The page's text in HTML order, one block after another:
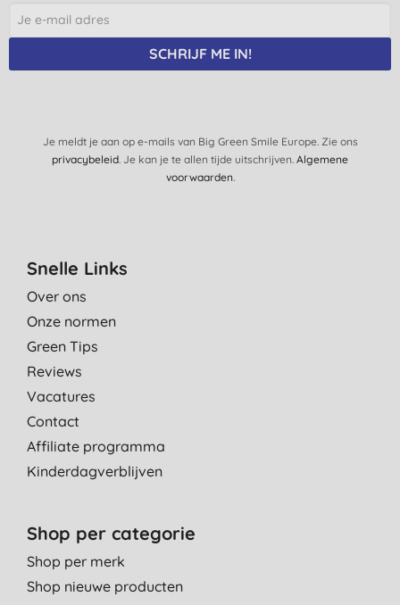
SCHRIJF ME IN!
Je meldt je aan op e-mails van Big Green Smile Europe. Zie ons
privacybeleid. Je kan je te allen tijde uitschrijven. Algemene
voorwaarden.
Snelle Links
Over ons
Onze normen
Green Tips
Reviews
Vacatures
Contact
Affiliate programma
Kinderdagverblijven
Shop per categorie
Shop per merk
Shop nieuwe producten